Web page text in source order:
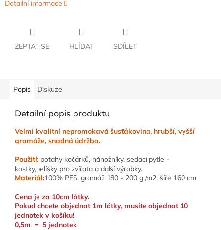
Detailní informace
ZEPTAT SE HLÍDAT SDÍLET
Popis Diskuze
Detailní popis produktu
Velmi kvalitní nepromokavá šusťákovina, hrubší, vyšší
gramáže, snadná údržba.
Použití: potahy kočárků, nánožníky, sedací pytle -
kostky,pelíšky pro zvířata a další výrobky.
Materiál:100% PES, gramáž 180 - 200 g /m2, šíře 160 cm
Cena je za 10cm látky.
Pokud chcete objednat 1m látky, musíte objednat 10
jednotek v košíku!
0,5m = 5 jednotek